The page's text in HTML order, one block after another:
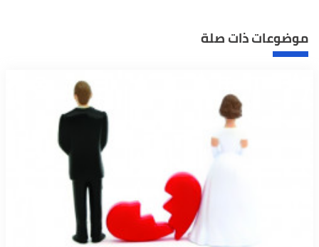
موضوعات ذات صلة